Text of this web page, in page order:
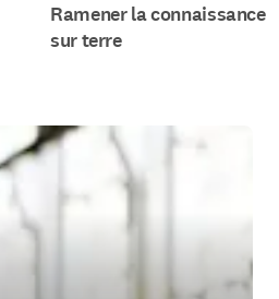
Ramener la connaissance
sur terre